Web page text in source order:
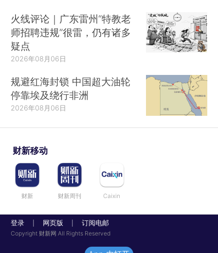
火线评论｜广东雷州“特教老
师招聘违规”很雷，仍有诸多
疑点
2026年08月06日
规避红海封锁 中国超大油轮
停靠埃及绕行非洲
2026年08月06日
财新移动
财新 财新周刊 Caixin
登录 网页版 订阅电邮
Copyright 财新网 All Rights Reserved